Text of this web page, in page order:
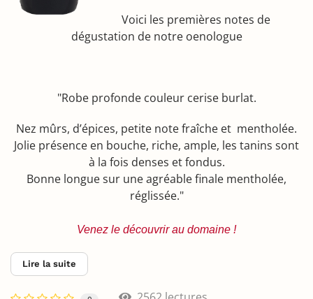
Voici les premières notes de
dégustation de notre oenologue
"Robe profonde couleur cerise burlat.
Nez mûrs, d’épices, petite note fraîche et mentholée.
Jolie présence en bouche, riche, ample, les tanins sont
à la fois denses et fondus.
Bonne longue sur une agréable finale mentholée,
réglissée."
Venez le découvrir au domaine !
Lire la suite